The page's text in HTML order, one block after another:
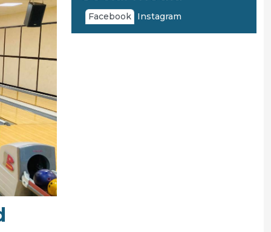
Facebook Instagram